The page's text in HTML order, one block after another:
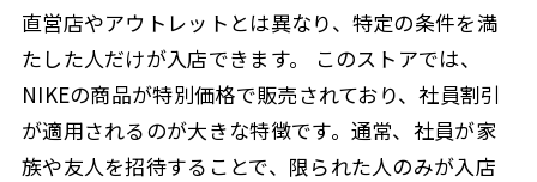
直営店やアウトレットとは異なり、特定の条件を満
たした人だけが入店できます。 このストアでは、
NIKEの商品が特別価格で販売されており、社員割引
が適用されるのが大きな特徴です。通常、社員が家
族や友人を招待することで、限られた人のみが入店